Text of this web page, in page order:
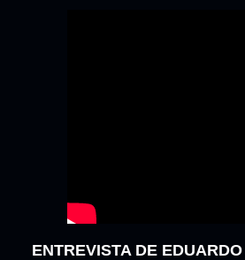
ENTREVISTA DE